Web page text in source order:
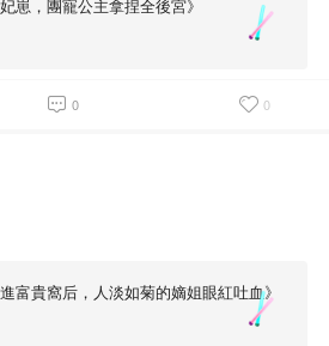
崽，團寵公主拿捏全後宮》
0 0
富貴窩后，人淡如菊的嫡姐眼紅吐血》